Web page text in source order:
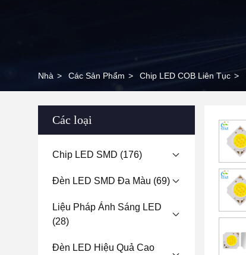
Nhà > Các Sản Phẩm > Chip LED COB Liên Tục >
Các loại
Chip LED SMD (176)
Đèn LED SMD Đa Màu (69)
Liệu Pháp Ánh Sáng LED
(28)
Đèn LED Hiệu Quả Cao